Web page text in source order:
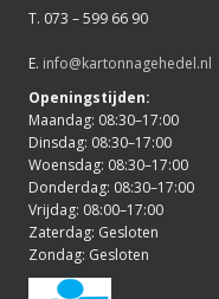
T. 073 – 599 66 90
E. info@kartonnagehedel.nl
Openingstijden:
Maandag: 08:30–17:00
Dinsdag: 08:30–17:00
Woensdag: 08:30–17:00
Donderdag: 08:30–17:00
Vrijdag: 08:00–17:00
Zaterdag: Gesloten
Zondag: Gesloten